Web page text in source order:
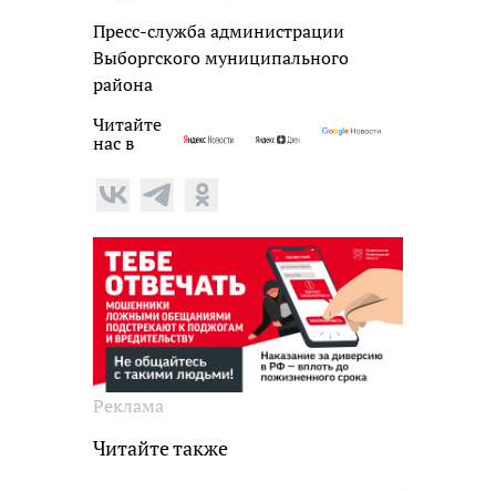
Пресс-служба администрации
Выборгского муниципального
района
Читайте
нас в
Реклама
Читайте также